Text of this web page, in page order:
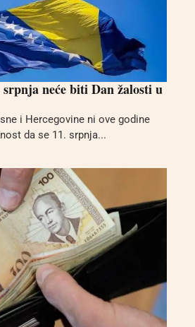
srpnja neće biti Dan žalosti u
i Hercegovine ni ove godine
da se 11. srpnja...